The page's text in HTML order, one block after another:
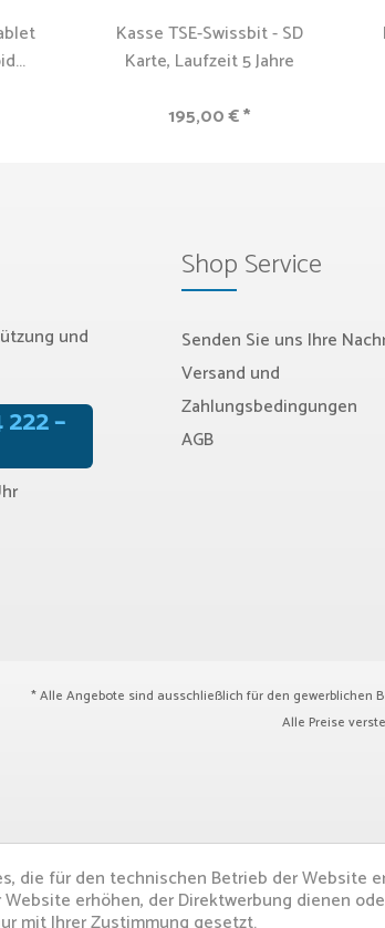
Kasse TSE-Swissbit - SD
Karte, Laufzeit 5 Jahre
195,00 € *
und
–
Shop Service
Senden Sie uns Ihre
Versand und
Zahlungsbedingungen
AGB
* Alle Angebote sind ausschließlich für den gewerblichen
Alle Preise
die für den technischen Betrieb der Website
erhöhen, der Direktwerbung dienen